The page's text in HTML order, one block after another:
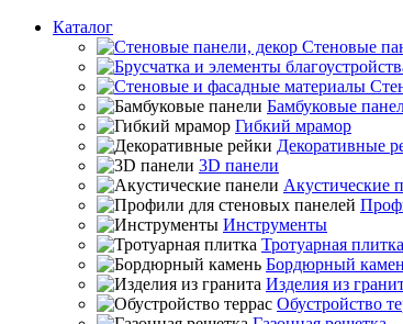
Каталог
Стеновые
Бамбуковые
Гибкий мрамор
Декоративные
3D панели
Акустические
Инструменты
Тротуарная плитка
Бордюрный
Изделия из
Обустройство